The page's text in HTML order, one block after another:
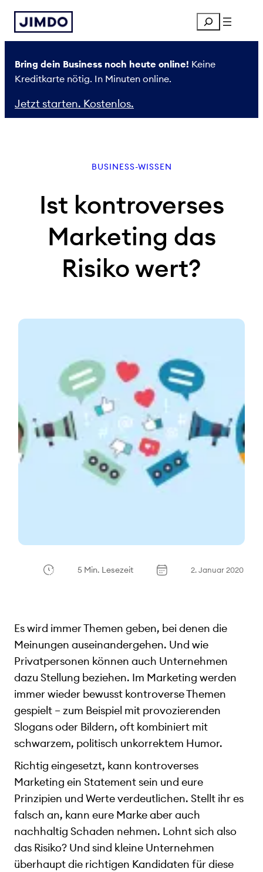
Zum
Inhalt
springen
Search
Bring dein Business noch heute online! Keine
Kreditkarte nötig. In Minuten online.
Jetzt starten. Kostenlos.
BUSINESS-WISSEN
Ist kontroverses
Marketing das
Risiko wert?
5 Min. Lesezeit 2. Januar 2020
Es wird immer Themen geben, bei denen die
Meinungen auseinandergehen. Und wie
Privatpersonen können auch Unternehmen
dazu Stellung beziehen. Im Marketing werden
immer wieder bewusst kontroverse Themen
gespielt – zum Beispiel mit provozierenden
Slogans oder Bildern, oft kombiniert mit
schwarzem, politisch unkorrektem Humor.
Richtig eingesetzt, kann kontroverses
Marketing ein Statement sein und eure
Prinzipien und Werte verdeutlichen. Stellt ihr es
falsch an, kann eure Marke aber auch
nachhaltig Schaden nehmen. Lohnt sich also
das Risiko? Und sind kleine Unternehmen
überhaupt die richtigen Kandidaten für diese